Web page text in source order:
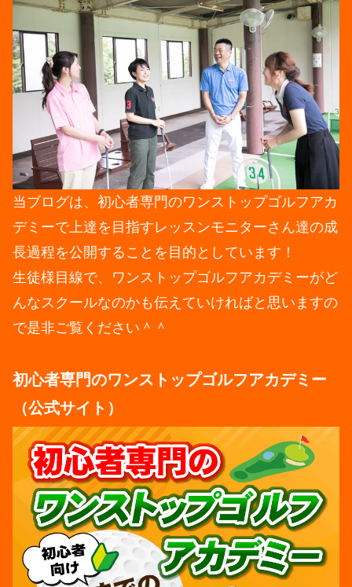
当ブログは、初心者専門のワンストップゴルフアカ
デミーで上達を目指すレッスンモニターさん達の成
長過程を公開することを目的としています！
生徒様目線で、ワンストップゴルフアカデミーがど
んなスクールなのかも伝えていければと思いますの
で是非ご覧ください＾＾
初心者専門のワンストップゴルフアカデミー
（公式サイト）